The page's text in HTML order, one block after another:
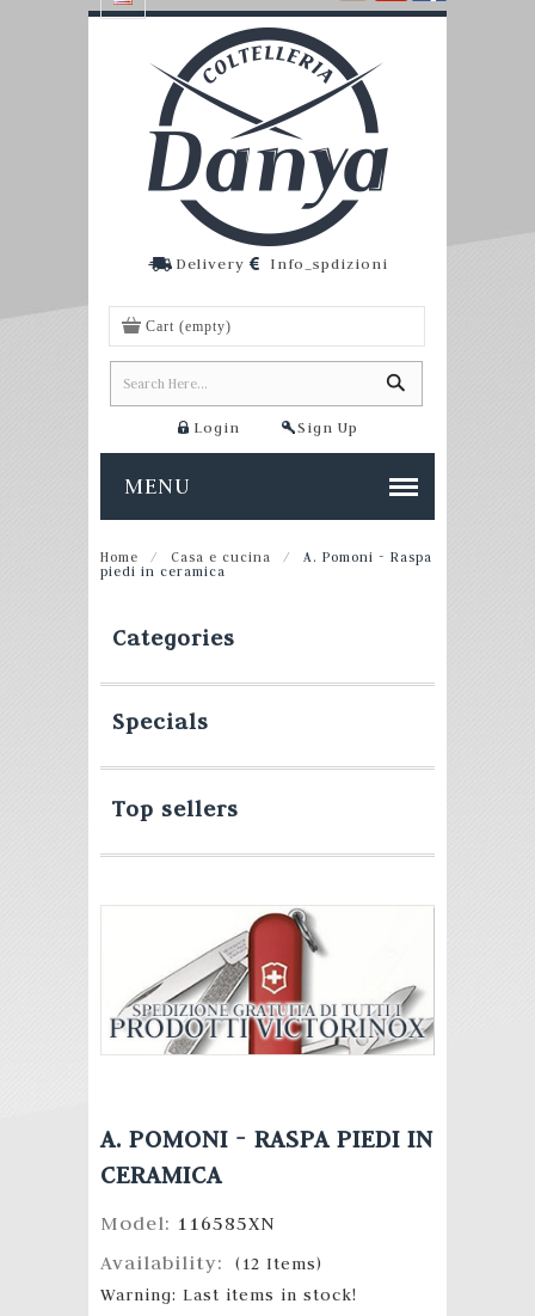
Login Sign Up
Cart (empty)
Delivery Info_spdizioni
MENU
Home / Casa e cucina /
A. Pomoni - Raspa
piedi in ceramica
Categories
Specials
Top sellers
A. POMONI - RASPA PIEDI IN
CERAMICA
Model: 116585XN
Availability:
( 12 Items)
Warning: Last items in stock!